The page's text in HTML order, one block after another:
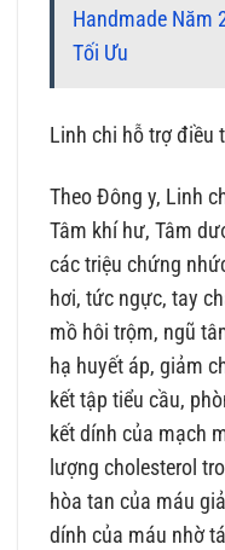
Handmade Năm
Tối Ưu
Linh chi hỗ trợ điều
Theo Đông y, Linh
Tâm khí hư, Tâm
các triệu chứng
hơi, tức ngực, tay
mồ hôi trộm, ngũ
hạ huyết áp, giảm
kết tập tiểu cầu,
kết dính của mạch
lượng cholesterol
hòa tan của máu
dính của máu nhờ